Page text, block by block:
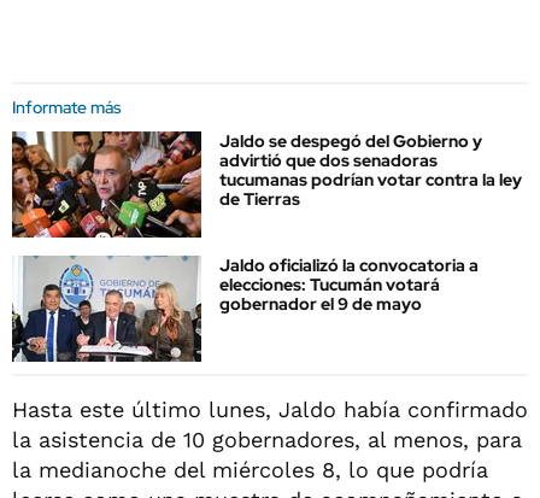
Informate más
Jaldo se despegó del Gobierno y
advirtió que dos senadoras
tucumanas podrían votar contra la ley
de Tierras
Jaldo oficializó la convocatoria a
elecciones: Tucumán votará
gobernador el 9 de mayo
Hasta este último lunes, Jaldo había confirmado
la asistencia de 10 gobernadores, al menos, para
la medianoche del miércoles 8, lo que podría